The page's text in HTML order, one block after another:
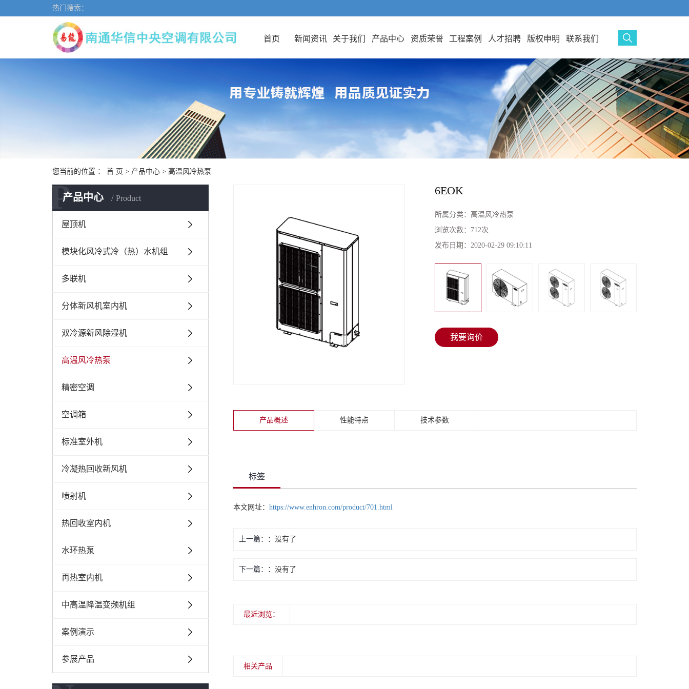
热门搜索：
首页 新闻资讯 关于我们 产品中心 资质荣誉 工程案例 人才招聘 版权申明 联系我们
您当前的位置 ： 首 页 > 产品中心 > 高温风冷热泵
产品中心 Product
P
屋顶机
模块化风冷式冷（热）水机组
多联机
分体新风机室内机
双冷源新风除湿机
高温风冷热泵
精密空调
空调箱
标准室外机
冷凝热回收新风机
喷射机
热回收室内机
水环热泵
再热室内机
中高温降温变频机组
案例演示
参展产品
6EOK
所属分类： 高温风冷热泵
浏览次数： 712次
发布日期：2020-02-29 09:10:11
我要询价
产品概述 性能特点 技术参数
标签
本文网址： https://www.enhron.com/product/701.html
上一篇： 没有了
下一篇： 没有了
最近浏览：
相关产品